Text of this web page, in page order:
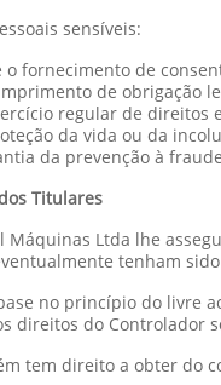
sensíveis:
o fornecimento de
de obrigação
regular de direitos
da vida ou da
da prevenção à
Titulares
Máquinas Ltda lhe
tenham
no princípio do livre
direitos do Controlador
tem direito a obter do